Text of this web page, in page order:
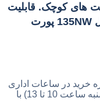
های کوچک. قابلیت
اتصال به شبکه بصورت بیسیم. درمدل 135NW پورت
خرید در ساعات اداری
(شنبه تا چهارشنبه ساعت 10 تا 17 و پنجشنبه ساعت 10 تا 13) با